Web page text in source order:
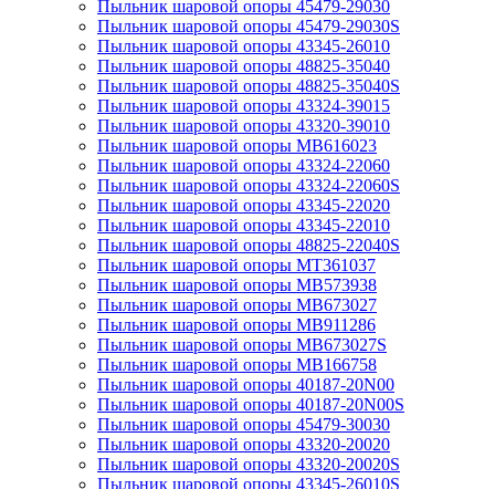
Пыльник шаровой опоры 45479-29030
Пыльник шаровой опоры 45479-29030S
Пыльник шаровой опоры 43345-26010
Пыльник шаровой опоры 48825-35040
Пыльник шаровой опоры 48825-35040S
Пыльник шаровой опоры 43324-39015
Пыльник шаровой опоры 43320-39010
Пыльник шаровой опоры MB616023
Пыльник шаровой опоры 43324-22060
Пыльник шаровой опоры 43324-22060S
Пыльник шаровой опоры 43345-22020
Пыльник шаровой опоры 43345-22010
Пыльник шаровой опоры 48825-22040S
Пыльник шаровой опоры MT361037
Пыльник шаровой опоры MB573938
Пыльник шаровой опоры MB673027
Пыльник шаровой опоры MB911286
Пыльник шаровой опоры MB673027S
Пыльник шаровой опоры MB166758
Пыльник шаровой опоры 40187-20N00
Пыльник шаровой опоры 40187-20N00S
Пыльник шаровой опоры 45479-30030
Пыльник шаровой опоры 43320-20020
Пыльник шаровой опоры 43320-20020S
Пыльник шаровой опоры 43345-26010S